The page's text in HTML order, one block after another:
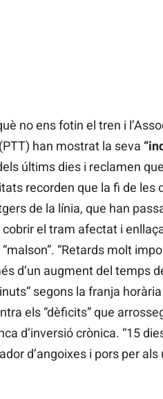
no ens fotin el tren i
han mostrat la seva
últims dies i reclamen
recorden que la fi de les
de la línia, que han
el tram afectat i
“Retards molt
d’un augment del temps
segons la franja
els “dèficits” que
d’inversió crònica. “15
d’angoixes i pors per als